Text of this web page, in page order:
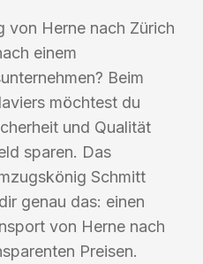
von Herne nach Zürich
einem
Beim
möchtest du
und Qualität
sparen. Das
Schmitt
genau das: einen
von Herne nach
Preisen.